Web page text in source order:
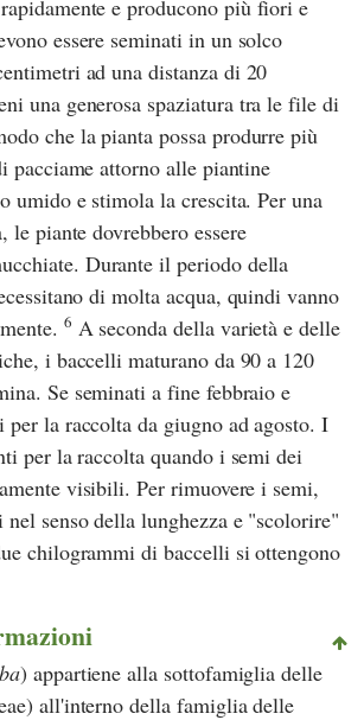
e producono più fiori e
essere seminati in un solco
ad una distanza di 20
una generosa spaziatura tra le file di
che la pianta possa produrre più
pacciame attorno alle piantine
umido e stimola la crescita. Per una
le piante dovrebbero essere
Durante il periodo della
di molta acqua, quindi vanno
6 A seconda della varietà e delle
i baccelli maturano da 90 a 120
Se seminati a fine febbraio e
per la raccolta da giugno ad agosto. I
per la raccolta quando i semi dei
visibili. Per rimuovere i semi,
senso della lunghezza e "scolorire"
chilogrammi di baccelli si ottengono
) appartiene alla sottofamiglia delle
all'interno della famiglia delle